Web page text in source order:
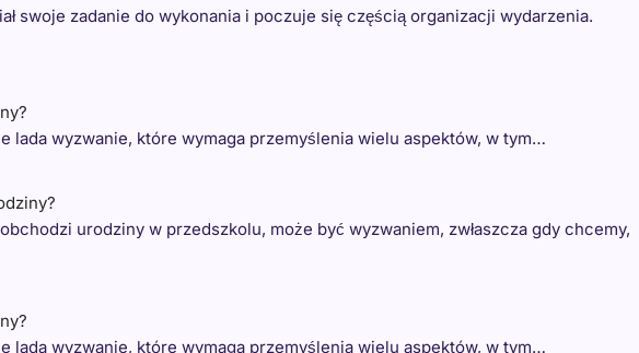
swoje zadanie do wykonania i poczuje się częścią organizacji wydarzenia.
lada wyzwanie, które wymaga przemyślenia wielu aspektów, w tym…
urodziny w przedszkolu, może być wyzwaniem, zwłaszcza gdy chcemy,
lada wyzwanie, które wymaga przemyślenia wielu aspektów, w tym…